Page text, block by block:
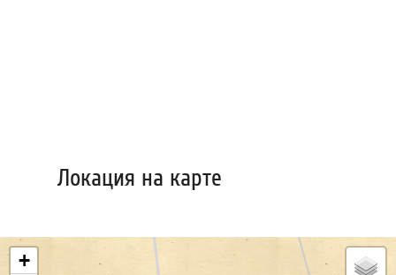
Локация на карте
+